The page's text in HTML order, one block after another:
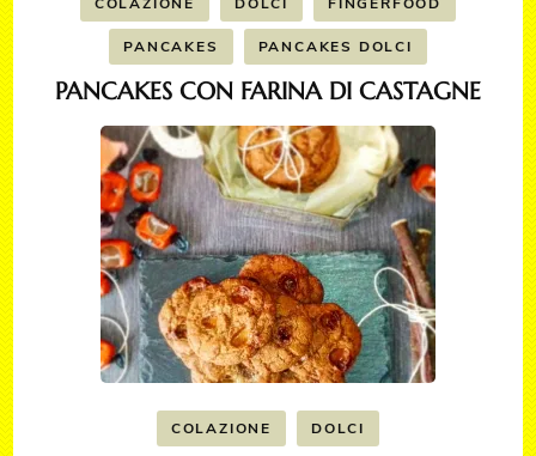
PANCAKES PANCAKES DOLCI
PANCAKES CON FARINA DI CASTAGNE
COLAZIONE DOLCI